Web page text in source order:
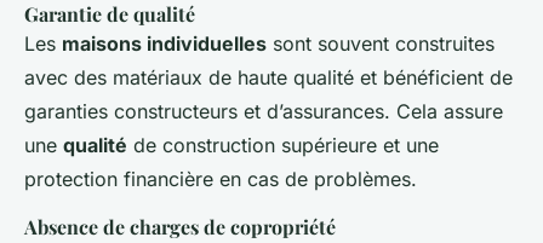
Garantie de qualité
Les maisons individuelles sont souvent construites
avec des matériaux de haute qualité et bénéficient de
garanties constructeurs et d’assurances. Cela assure
une qualité de construction supérieure et une
protection financière en cas de problèmes.
Absence de charges de copropriété